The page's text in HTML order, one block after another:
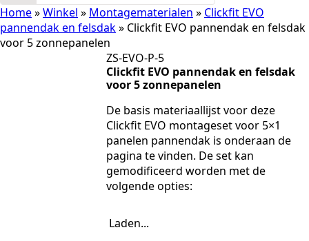
Home»Winkel » Montagematerialen » Clickfit EVO
pannendak en felsdak» Clickfit EVO pannendak en felsdak
voor 5 zonnepanelen
ZS-EVO-P-5
Clickfit EVO pannendak en felsdak
voor 5 zonnepanelen
De basis materiaallijst voor deze
Clickfit EVO montageset voor 5×1
panelen pannendak is onderaan de
pagina te vinden. De set kan
gemodificeerd worden met de
volgende opties:
Laden...